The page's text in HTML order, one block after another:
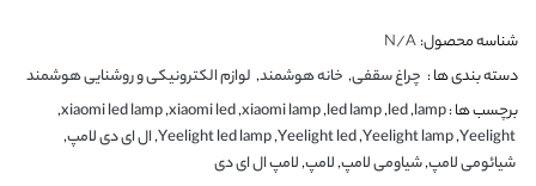
شناسه محصول:N/A
دسته بندی ها : چراغ سقفی, خانه هوشمند, لوازم الکترونیکی و روشنایی هوشمند
برچسب ها :lamp
,
led
,
led lamp
,
xiaomi lamp
,
xiaomi led
,
xiaomi led lamp
,
Yeelight
,
Yeelight lamp
,
Yeelight led
,
Yeelight led lamp
,ال ای دی لامپ,
شیائومی لامپ,شیاومی لامپ,لامپ,لامپ ال ای دی